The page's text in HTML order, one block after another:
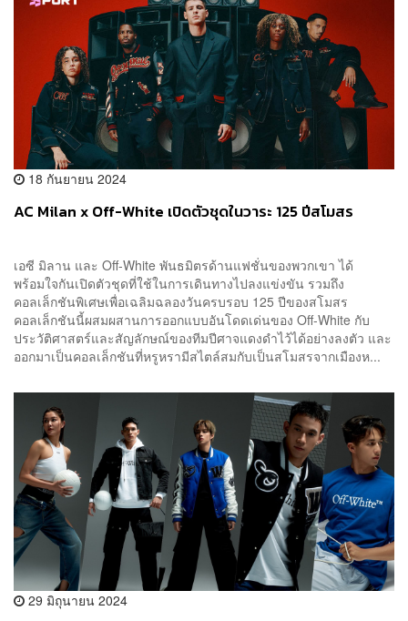
18 กันยายน 2024
AC Milan x Off-White เปิดตัวชุดในวาระ 125 ปีสโมสร
เอซี มิลาน และ Off-White พันธมิตรด้านแฟชั่นของพวกเขา ได้
พร้อมใจกันเปิดตัวชุดที่ใช้ในการเดินทางไปลงแข่งขัน รวมถึง
คอลเล็กชันพิเศษเพื่อเฉลิมฉลองวันครบรอบ 125 ปีของสโมสร⁣ ⁣
คอลเล็กชันนี้ผสมผสานการออกแบบอันโดดเด่นของ Off-White กับ
ประวัติศาสตร์และสัญลักษณ์ของทีมปีศาจแดงดำไว้ได้อย่างลงตัว และ
ออกมาเป็นคอลเล็กชันที่หรูหรามีสไตล์สมกับเป็นสโมสรจากเมืองห...
29 มิถุนายน 2024